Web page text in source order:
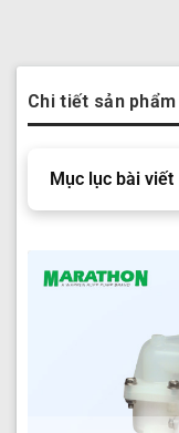
Chi tiết sản phẩm
Mục lục bài viết